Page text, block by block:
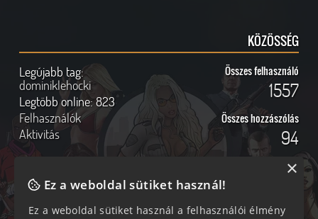
KÖZÖSSÉG
Legújabb tag:
dominiklehocki
Legtöbb online:823
Felhasználók
Aktivitás
Összes felhasználó
1557
Összes hozzászólás
94
Online felhasználók Kövess Minket!
Ez a weboldal sütiket használ!
Ez a weboldal sütiket használ a felhasználói élmény
×